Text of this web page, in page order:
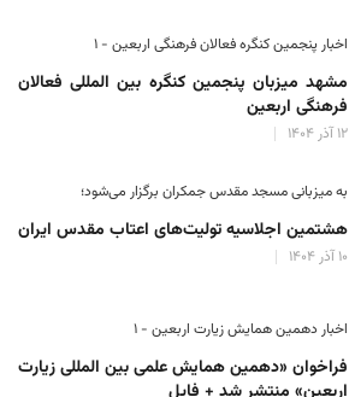
اخبار پنجمین کنگره فعالان فرهنگی اربعین - ۱
مشهد میزبان پنجمین کنگره بین المللی فعالان
فرهنگی اربعین
۱۲ آذر ۱۴۰۴
به میزبانی مسجد مقدس جمکران برگزار می‌شود؛
هشتمین اجلاسیه تولیت‌های اعتاب مقدس ایران
۱۰ آذر ۱۴۰۴
اخبار دهمین همایش زیارت اربعین - ۱
فراخوان «دهمین همایش علمی بین المللی زیارت